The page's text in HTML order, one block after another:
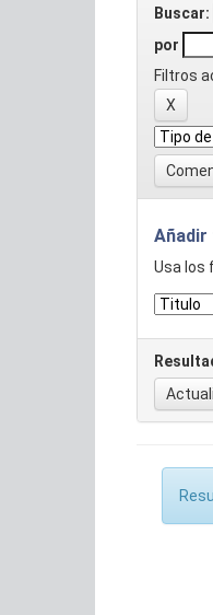
Buscar:
por
Filtros
Usa los